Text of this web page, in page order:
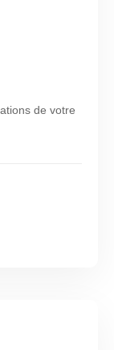
de votre